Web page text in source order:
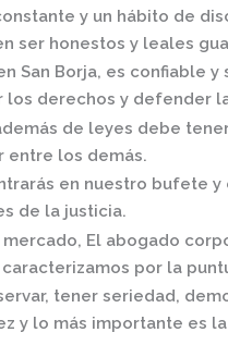
y un hábito de
ser honestos y leales
San Borja, es confiable y
derechos y defender
de leyes debe
entre los demás.
en nuestro bufete y
de la justicia.
, El abogado
por la
tener seriedad,
y lo más importante es